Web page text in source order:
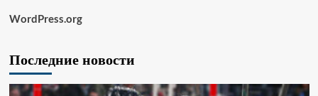
WordPress.org
Последние новости